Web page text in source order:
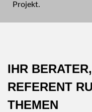
Projekt.
IHR
REFERENT
THEMEN